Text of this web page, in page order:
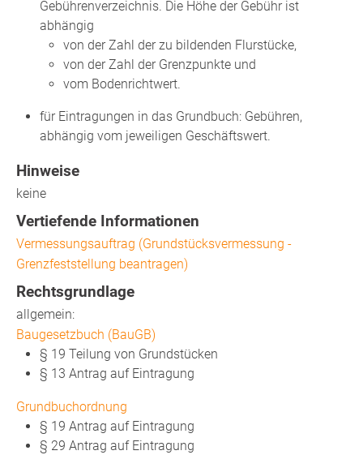
Gebührenverzeichnis. Die Höhe der Gebühr ist
abhängig
von der Zahl der zu bildenden Flurstücke,
von der Zahl der Grenzpunkte und
vom Bodenrichtwert.
für Eintragungen in das Grundbuch: Gebühren,
abhängig vom jeweiligen Geschäftswert.
Hinweise
keine
Vertiefende Informationen
Vermessungsauftrag (Grundstücksvermessung -
Grenzfeststellung beantragen)
Rechtsgrundlage
allgemein:
Baugesetzbuch (BauGB)
§ 19 Teilung von Grundstücken
§ 13 Antrag auf Eintragung
Grundbuchordnung
§ 19 Antrag auf Eintragung
§ 29 Antrag auf Eintragung